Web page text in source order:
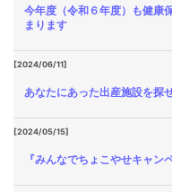
今年度（令和６年度）も健康
まります
[2024/06/11]
あなたにあった出産施設を探
[2024/05/15]
『みんなでちょこやせキャ